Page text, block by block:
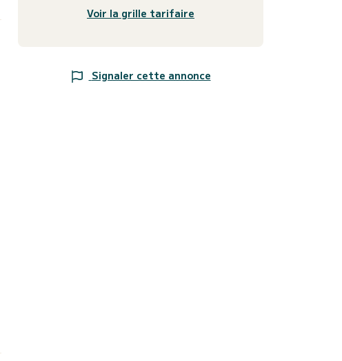
Voir la grille tarifaire
Signaler cette annonce